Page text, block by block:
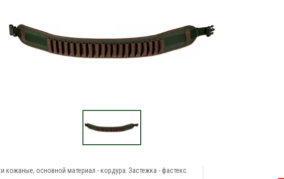
кожаные, основной материал - кордура. Застежка - фастекс.